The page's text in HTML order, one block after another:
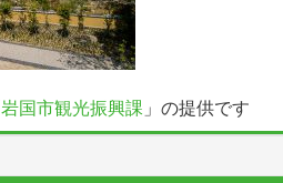
岩国市観光振興課 」の提供です